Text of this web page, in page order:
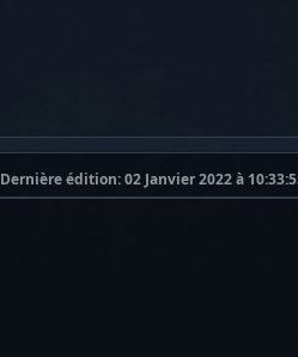
Dernière édition: 02 Janvier 2022 à